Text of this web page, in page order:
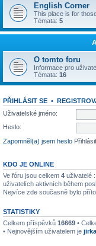
English Corner
This place is for
Témata: 5
O tomto foru
Informace pro
Témata: 16
PŘIHLÁSIT SE •
Uživatelské jméno:
Heslo:
Zapomněl(a) jsem heslo
KDO JE ONLINE
Ve fóru jsou celkem 4 uživatelé
uživatelích aktivních během
Nejvíce zde současně bylo
STATISTIKY
Celkem příspěvků 16669 •
• Nejnovějším uživatelem je